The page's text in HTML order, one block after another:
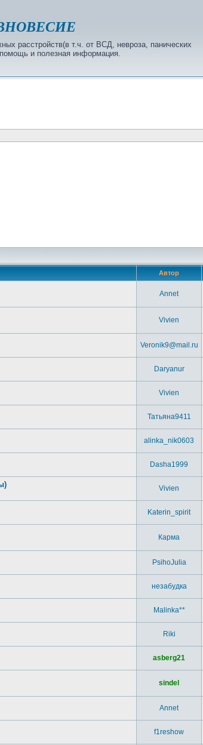
расстройств(в т.ч. от ВСД, невроза, панических
и полезная информация.
Автор
Annet
Vivien
Veronik9@mail.ru
Daryanur
Vivien
Татьяна9411
alinka_nik0603
Dasha1999
Vivien
Katerin_spirit
Карма
PsihoJulia
незабудка
Malinka**
Riki
asberg21
sindel
Annet
f1reshow